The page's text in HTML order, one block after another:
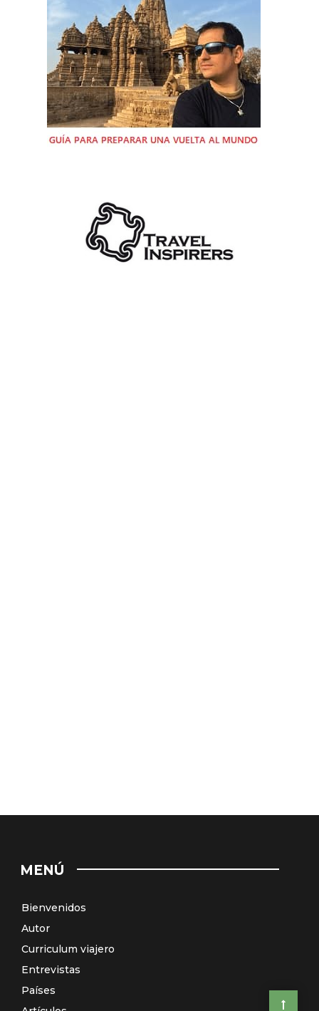
MENÚ
Bienvenidos
Autor
Curriculum viajero
Entrevistas
Países